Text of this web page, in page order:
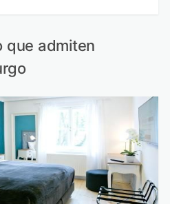
que admiten